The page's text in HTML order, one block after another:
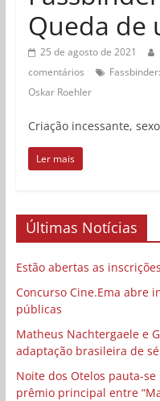
Queda de
25 de agosto de 2021
comentários
Oskar Roehler
Criação incessante,
Ler mais
Últimas Notícias
Estão abertas as
Concurso Cine.Ema abre
públicas
Matheus Nachtergaele e
adaptação brasileira de
Noite dos Otelos pauta-
prêmio principal entre